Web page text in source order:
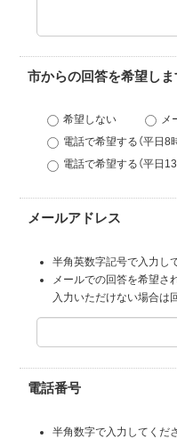
市からの回答を希望しま
希望しない
メ
電話で希望する（平日8
電話で希望する（平日
メールアドレス
半角英数字記号で入力し
メールでの回答を希望さ
入力いただけない場合は
電話番号
半角数字で入力してくだ